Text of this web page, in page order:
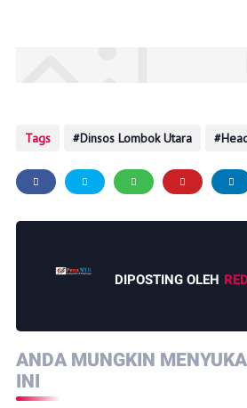
Tags Dinsos Lombok Utara
DIPOSTING OLEH
ANDA MUNGKIN
INI